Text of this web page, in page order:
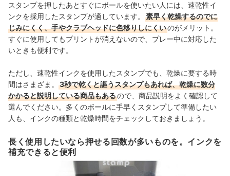
スタンプを押したあとすぐにボールを使いたい人には、速乾性イ
ンクを採用したスタンプが適しています。
素早く乾燥するのでに
じみにくく、手やクラブヘッドに色移りしにくいのがメリット。
すぐに使用してもプリントが消えないので、プレー中に対応した
いときも便利です。
ただし、速乾性インクを使用したスタンプでも、乾燥に要する時
間はさまざま。
3秒で乾くと謳うスタンプもあれば、乾燥に数分
かかると説明している商品もあるので、商品説明をよく確認して
選んでください。 多くのボールに手早くスタンプして準備したい
人も、インクの種類と乾燥時間をチェックしておきましょう。
長く使用したいなら押せる回数が多いものを。インクを
補充できると便利